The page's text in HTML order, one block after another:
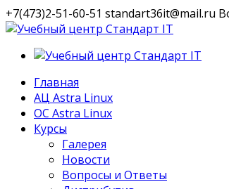
+7(473)2-51-60-51 standart36it@mail.ru
VK
Главная
АЦ Astra Linux
OC Astra Linux
Курсы
Галерея
Новости
Вопросы и Ответы